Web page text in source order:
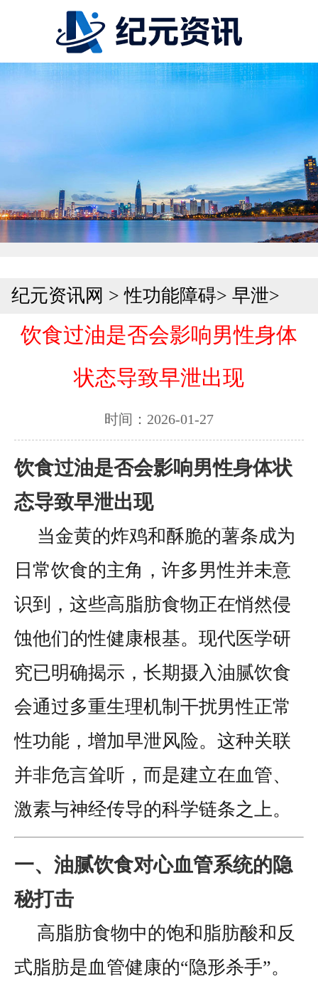
纪元资讯网 >性功能障碍> 早泄>
饮食过油是否会影响男性身体
状态导致早泄出现
时间：2026-01-27
饮食过油是否会影响男性身体状
态导致早泄出现
当金黄的炸鸡和酥脆的薯条成为
日常饮食的主角，许多男性并未意
识到，这些高脂肪食物正在悄然侵
蚀他们的性健康根基。现代医学研
究已明确揭示，长期摄入油腻饮食
会通过多重生理机制干扰男性正常
性功能，增加早泄风险。这种关联
并非危言耸听，而是建立在血管、
激素与神经传导的科学链条之上。
一、油腻饮食对心血管系统的隐
秘打击
高脂肪食物中的饱和脂肪酸和反
式脂肪是血管健康的“隐形杀手”。